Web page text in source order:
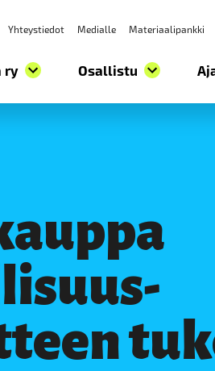
Yhteystiedot Medialle Materiaalipankki
ry Osallistu